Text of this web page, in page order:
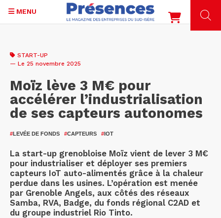
contenu
MENU
START-UP
— Le 25 novembre 2025
Moïz lève 3 M€ pour
accélérer l’industrialisation
de ses capteurs autonomes
#LEVÉE DE FONDS #CAPTEURS #IOT
La start-up grenobloise Moïz vient de lever 3 M€
pour industrialiser et déployer ses premiers
capteurs IoT auto-alimentés grâce à la chaleur
perdue dans les usines. L’opération est menée
par Grenoble Angels, aux côtés des réseaux
Samba, RVA, Badge, du fonds régional C2AD et
du groupe industriel Rio Tinto.